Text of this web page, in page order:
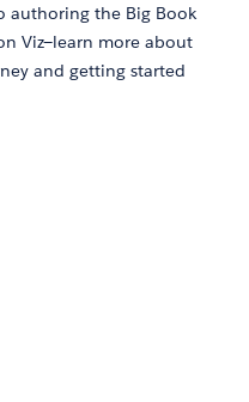
authoring the Big Book
Viz—learn more about
and getting started